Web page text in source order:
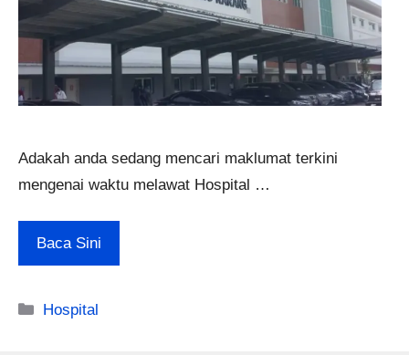
Adakah anda sedang mencari maklumat terkini
mengenai waktu melawat Hospital …
Baca Sini
Categories
Hospital